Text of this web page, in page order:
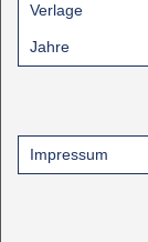
Verlage
Jahre
Impressum